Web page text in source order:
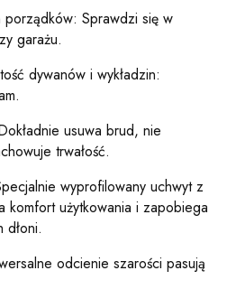
Sprawdzi się w
garażu.
dywanów i wykładzin:
usuwa brud, nie
trwałość.
wyprofilowany uchwyt z
komfort użytkowania i zapobiega
dłoni.
odcienie szarości pasują